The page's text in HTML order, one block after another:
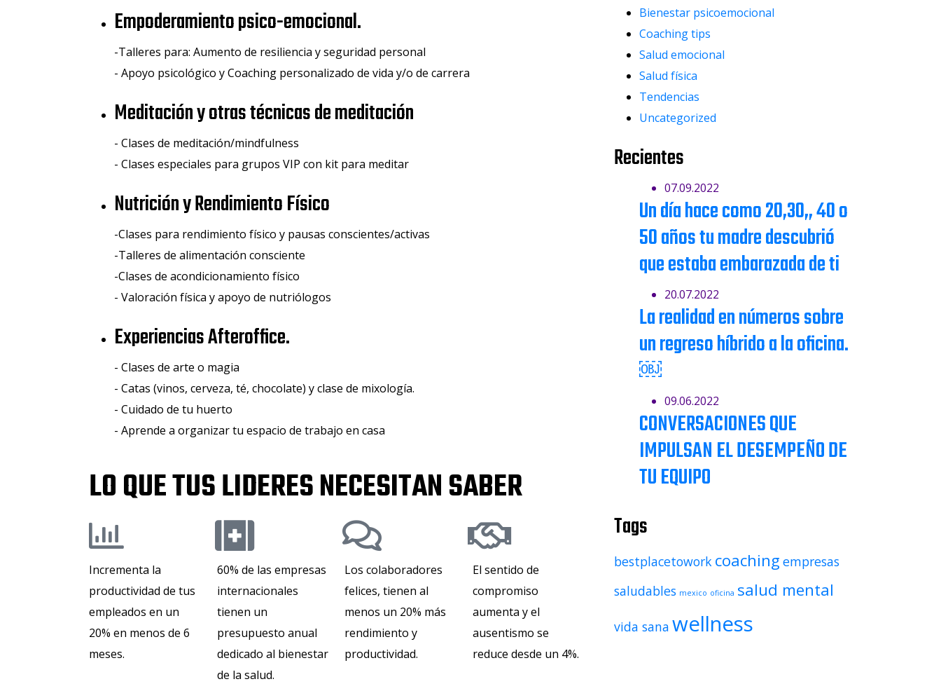
Empoderamiento psico-emocional.
-Talleres para: Aumento de resiliencia y seguridad personal
- Apoyo psicológico y Coaching personalizado de vida y/o de carrera
Meditación y otras técnicas de meditación
- Clases de meditación/mindfulness
- Clases especiales para grupos VIP con kit para meditar
Nutrición y Rendimiento Físico
-Clases para rendimiento físico y pausas conscientes/activas
-Talleres de alimentación consciente
-Clases de acondicionamiento físico
- Valoración física y apoyo de nutriólogos
Experiencias Afteroffice.
- Clases de arte o magia
- Catas (vinos, cerveza, té, chocolate) y clase de mixología.
- Cuidado de tu huerto
- Aprende a organizar tu espacio de trabajo en casa
LO QUE TUS LIDERES NECESITAN SABER
Incrementa la
productividad de tus
empleados en un
20% en menos de 6
meses​.
60% de las empresas
internacionales
tienen un
presupuesto anual
dedicado al bienestar
de la salud.
Los colaboradores
felices, tienen al
menos un 20% más
rendimiento y
productividad.
El sentido de
compromiso
aumenta y el
ausentismo se
reduce desde un 4%​.
Bienestar psicoemocional
Coaching tips
Salud emocional
Salud física
Tendencias
Uncategorized
Recientes
07.09.2022
Un día hace como 20,30,, 40 o
50 años tu madre descubrió
que estaba embarazada de ti
20.07.2022
La realidad en números sobre
un regreso híbrido a la oficina.
￼
09.06.2022
CONVERSACIONES QUE
IMPULSAN EL DESEMPEÑO DE
TU EQUIPO
Tags
bestplacetowork coaching empresas
saludables mexico oficina salud mental
vida sana wellness